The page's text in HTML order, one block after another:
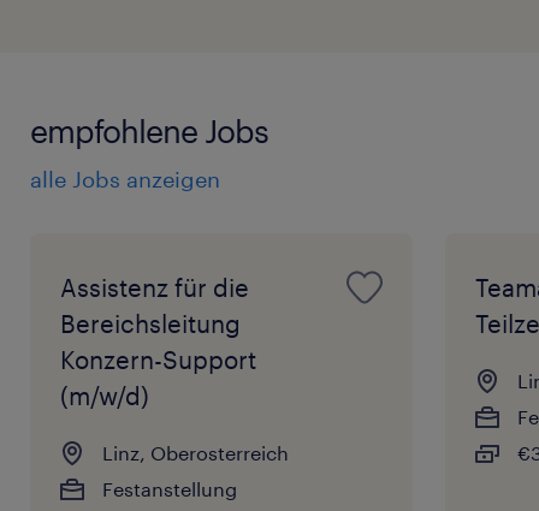
empfohlene Jobs
alle Jobs anzeigen
Assistenz für die
Bereichsleitung
Konzern-Support
(m/w/d)
Linz, Oberosterreich
Festanstellung